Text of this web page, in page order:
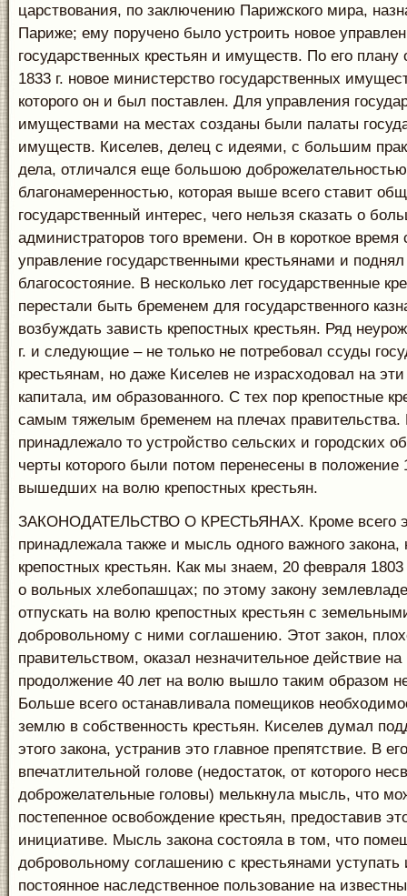
царствования, по заключению Парижского мира,
Париже; ему поручено было устроить новое
государственных крестьян и имуществ. По его плану
1833 г. новое министерство государственных
которого он и был поставлен. Для управления
имуществами на местах созданы были палаты
имуществ. Киселев, делец с идеями, с большим
дела, отличался еще большою
благонамеренностью, которая выше всего ставит
государственный интерес, чего нельзя сказать о
администраторов того времени. Он в короткое время
управление государственными крестьянами и
благосостояние. В несколько лет государственные
перестали быть бременем для государственного
возбуждать зависть крепостных крестьян. Ряд
г. и следующие – не только не потребовал ссуды
крестьянам, но даже Киселев не израсходовал на
капитала, им образованного. С тех пор крепостные
самым тяжелым бременем на плечах правительства.
принадлежало то устройство сельских и городских
черты которого были потом перенесены в
вышедших на волю крепостных крестьян.
ЗАКОНОДАТЕЛЬСТВО О КРЕСТЬЯНАХ. Кроме всего
принадлежала также и мысль одного важного закона,
крепостных крестьян. Как мы знаем, 20 февраля 1803
о вольных хлебопашцах; по этому закону
отпускать на волю крепостных крестьян с
добровольному с ними соглашению. Этот закон,
правительством, оказал незначительное действие
продолжение 40 лет на волю вышло таким образом
Больше всего останавливала помещиков
землю в собственность крестьян. Киселев думал
этого закона, устранив это главное препятствие. В
впечатлительной голове (недостаток, от которого
доброжелательные головы) мелькнула мысль, что
постепенное освобождение крестьян, предоставив
инициативе. Мысль закона состояла в том, что
добровольному соглашению с крестьянами
постоянное наследственное пользование на